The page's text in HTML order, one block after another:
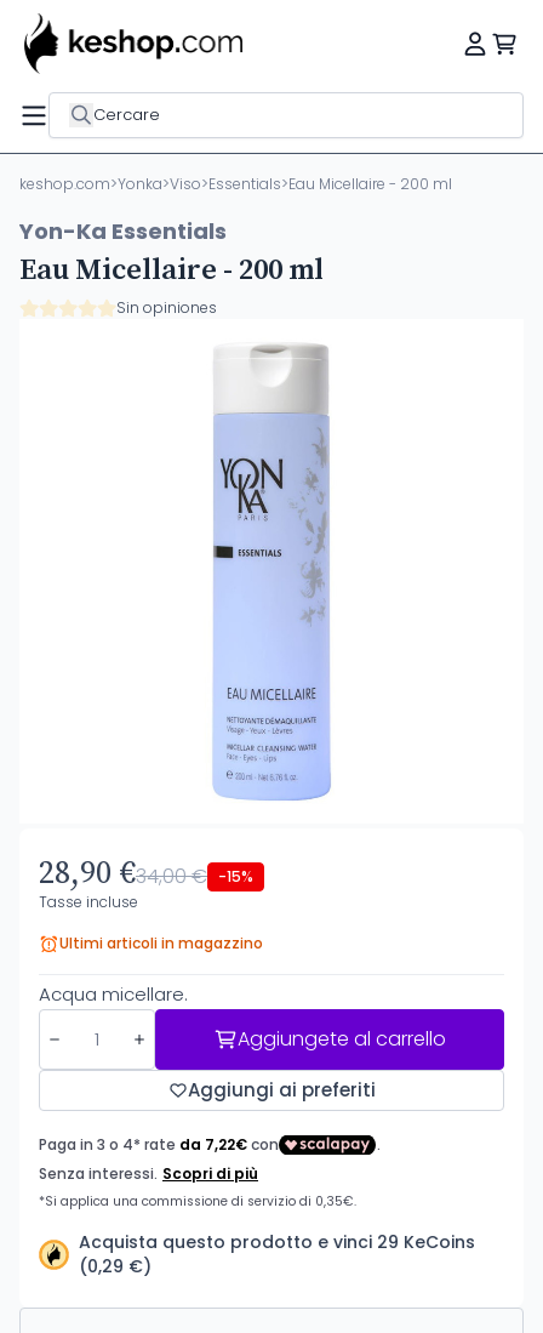
Cercare
keshop.com>Yonka>Viso>Essentials>Eau Micellaire - 200 ml
Yon-Ka Essentials
Eau Micellaire - 200 ml
Sin opiniones
28,90 €34,00 € -15%
Tasse incluse
Ultimi articoli in magazzino
Acqua micellare.
Aggiungete al carrello
Aggiungi ai preferiti
Acquista questo prodotto e vinci 29 KeCoins
(0,29 €)